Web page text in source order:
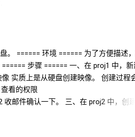
。 ====== 环境 ====== 为了方便描述
步骤 ====== 一、在 proj1 中，
实质上是从硬盘创建映像。 创建过程
查看的权限
收邮件确认一下。 三、在 proj2 中，创